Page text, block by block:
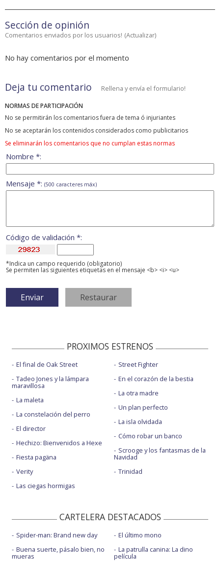
Sección de opinión
Comentarios enviados por los usuarios! (Actualizar)
No hay comentarios por el momento
Deja tu comentario Rellena y envía el formulario!
NORMAS DE PARTICIPACIÓN
No se permitirán los comentarios fuera de tema ó injuriantes
No se aceptarán los contenidos considerados como publicitarios
Se eliminarán los comentarios que no cumplan estas normas
Nombre *:
Mensaje *: (500 caracteres máx)
Código de validación *:
*Indica un campo requerido (obligatorio)
Se permiten las siguientes etiquetas en el mensaje <b> <i> <u>
PROXIMOS ESTRENOS
El final de Oak Street
Tadeo Jones y la lámpara
maravillosa
La maleta
La constelación del perro
El director
Hechizo: Bienvenidos a Hexe
Fiesta pagäna
Verity
Las ciegas hormigas
Street Fighter
En el corazón de la bestia
La otra madre
Un plan perfecto
La isla olvidada
Cómo robar un banco
Scrooge y los fantasmas de la
Navidad
Trinidad
CARTELERA DESTACADOS
Spider-man: Brand new day
Buena suerte, pásalo bien, no
mueras
El último mono
La patrulla canina: La dino
película